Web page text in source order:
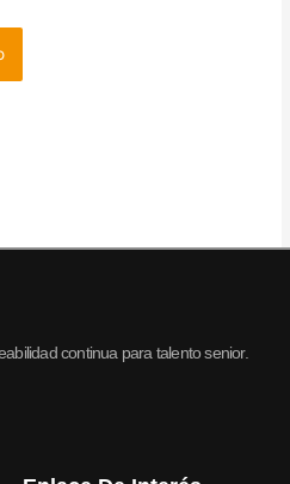
continua para talento senior.